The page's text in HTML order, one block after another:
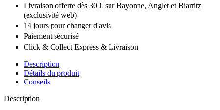
Livraison offerte dès 30 € sur Bayonne, Anglet et Biarritz
(exclusivité web)
14 jours pour changer d'avis
Paiement sécurisé
Click & Collect Express & Livraison
Description
Détails du produit
Conseils
Description